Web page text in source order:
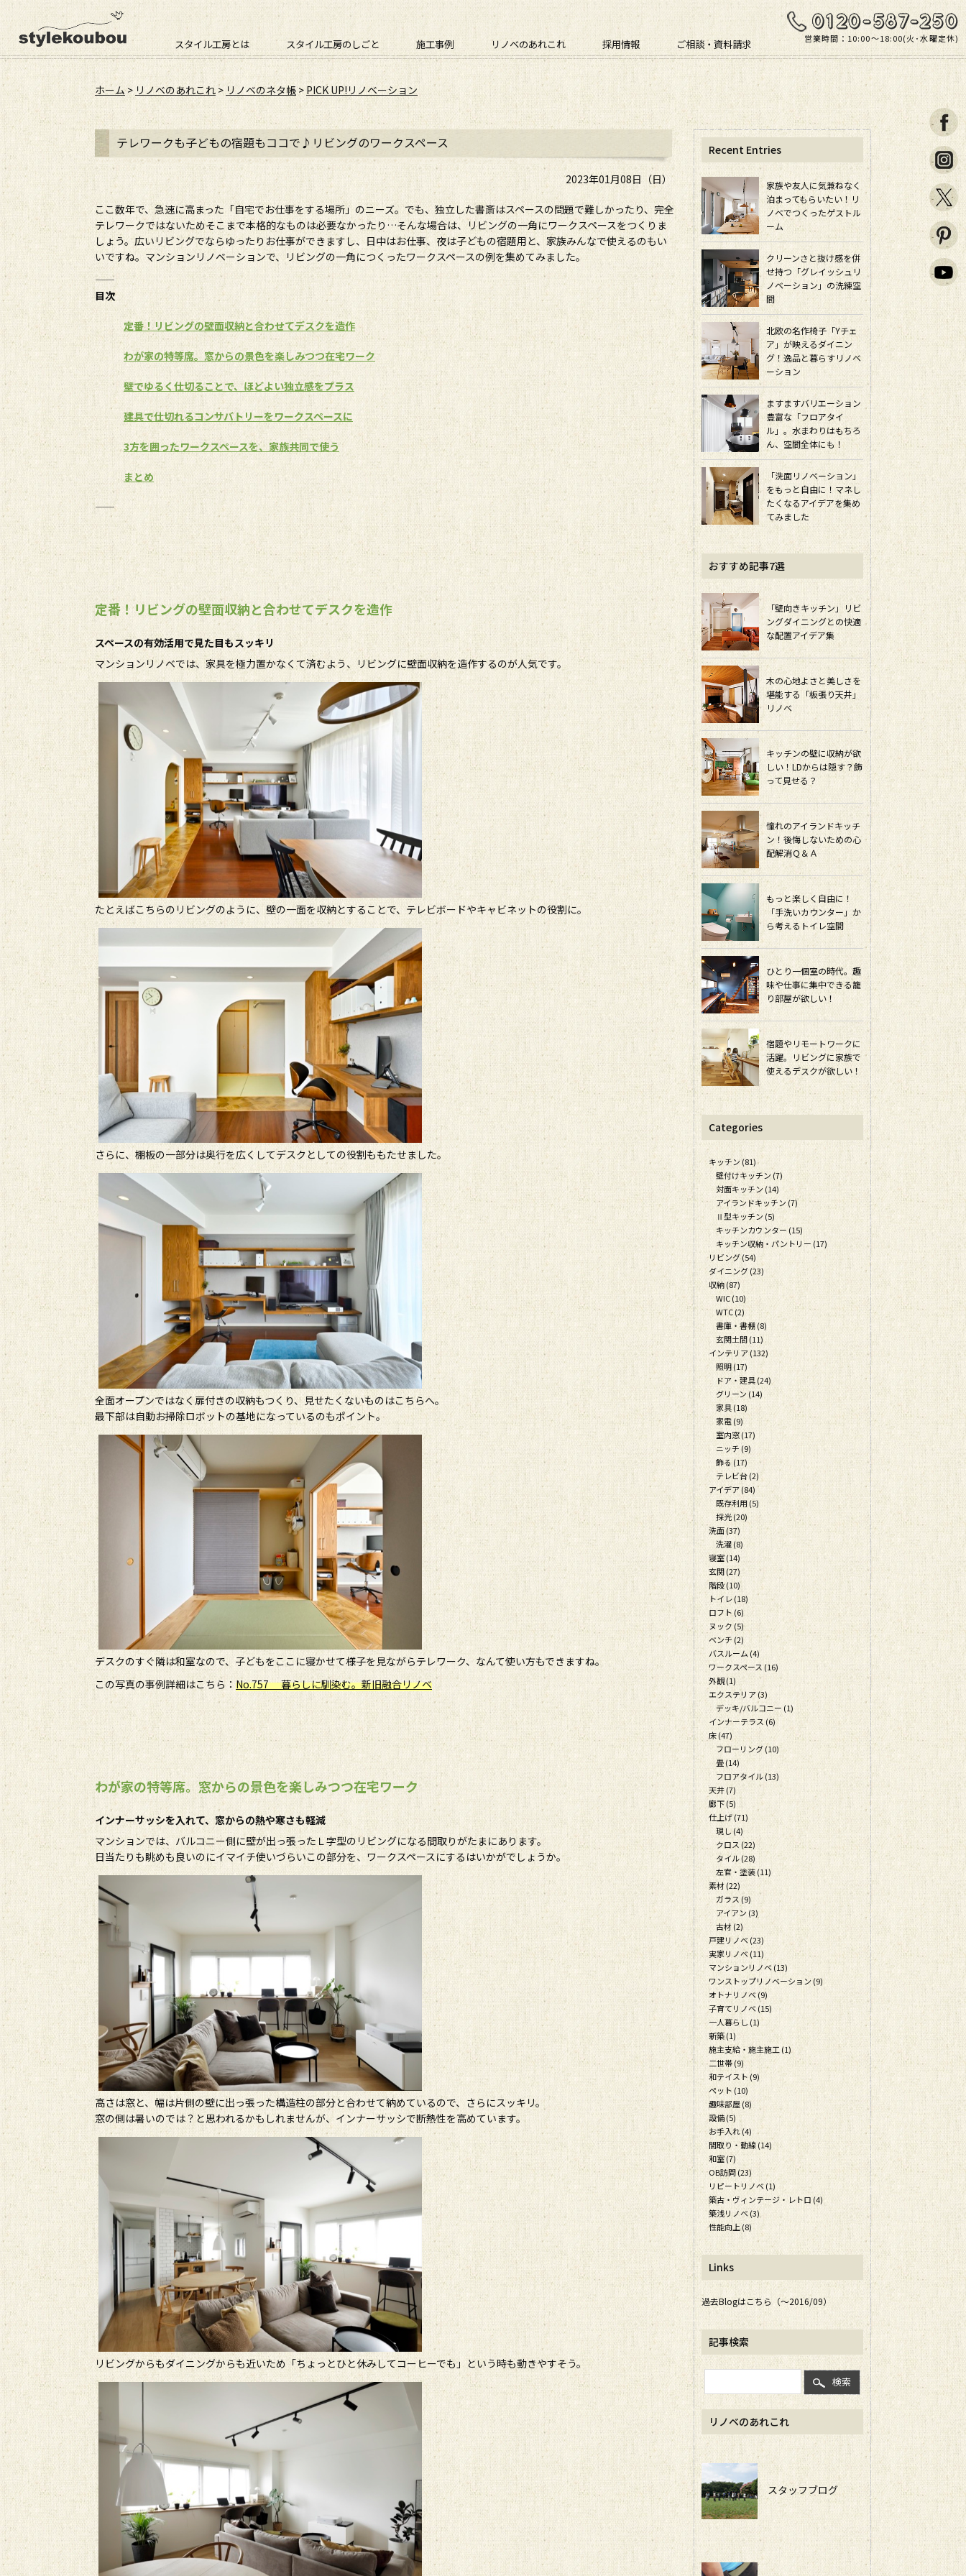
スタイル工房とは スタイル工房のしごと 施工事例 リノベのあれこれ 採用情報 ご相談・資料請求 営業時間：10:00〜18:00(火･水曜定休)
ホーム> リノベのあれこれ > リノベのネタ帳> PICK UP!リノベーション
テレワークも子どもの宿題もココで♪リビングのワークスペース
2023年01月08日（日）
ここ数年で、急速に高まった「自宅でお仕事をする場所」のニーズ。でも、独立した書斎はスペースの問題で難しかったり、完全
テレワークではないためそこまで本格的なものは必要なかったり…そんな場合は、リビングの一角にワークスペースをつくりま
しょう。広いリビングでならゆったりお仕事ができますし、日中はお仕事、夜は子どもの宿題用と、家族みんなで使えるのもい
いですね。マンションリノベーションで、リビングの一角につくったワークスペースの例を集めてみました。
――――――――――――――――――――――――――
目次
定番！リビングの壁面収納と合わせてデスクを造作
わが家の特等席。窓からの景色を楽しみつつ在宅ワーク
壁でゆるく仕切ることで、ほどよい独立感をプラス
建具で仕切れるコンサバトリーをワークスペースに
3方を囲ったワークスペースを、家族共同で使う
まとめ
――――――――――――――――――――――――――
定番！リビングの壁面収納と合わせてデスクを造作
スペースの有効活用で見た目もスッキリ
マンションリノベでは、家具を極力置かなくて済むよう、リビングに壁面収納を造作するのが人気です。
たとえばこちらのリビングのように、壁の一面を収納とすることで、テレビボードやキャビネットの役割に。
さらに、棚板の一部分は奥行を広くしてデスクとしての役割ももたせました。
全面オープンではなく扉付きの収納もつくり、見せたくないものはこちらへ。
最下部は自動お掃除ロボットの基地になっているのもポイント。
デスクのすぐ隣は和室なので、子どもをここに寝かせて様子を見ながらテレワーク、なんて使い方もできますね。
この写真の事例詳細はこちら： No.757 暮らしに馴染む。新旧融合リノベ
わが家の特等席。窓からの景色を楽しみつつ在宅ワーク
インナーサッシを入れて、窓からの熱や寒さも軽減
マンションでは、バルコニー側に壁が出っ張ったＬ字型のリビングになる間取りがたまにあります。
日当たりも眺めも良いのにイマイチ使いづらいこの部分を、ワークスペースにするはいかがでしょうか。
高さは窓と、幅は片側の壁に出っ張った構造柱の部分と合わせて納めているので、さらにスッキリ。
窓の側は暑いのでは？と思われるかもしれませんが、インナーサッシで断熱性を高めています。
リビングからもダイニングからも近いため「ちょっとひと休みしてコーヒーでも」という時も動きやすそう。
Recent Entries
家族や友人に気兼ねなく
泊まってもらいたい！リ
ノベでつくったゲストル
ーム
クリーンさと抜け感を併
せ持つ「グレイッシュリ
ノベーション」の洗練空
間
北欧の名作椅子「Yチェ
ア」が映えるダイニン
グ！逸品と暮らすリノベ
ーション
ますますバリエーション
豊富な「フロアタイ
ル」。水まわりはもちろ
ん、空間全体にも！
「洗面リノベーション」
をもっと自由に！マネし
たくなるアイデアを集め
てみました
おすすめ記事7選
「壁向きキッチン」リビ
ングダイニングとの快適
な配置アイデア集
木の心地よさと美しさを
堪能する「板張り天井」
リノベ
キッチンの壁に収納が欲
しい！LDからは隠す？飾
って見せる？
憧れのアイランドキッチ
ン！後悔しないための心
配解消Ｑ＆Ａ
もっと楽しく自由に！
「手洗いカウンター」か
ら考えるトイレ空間
ひとり一個室の時代。趣
味や仕事に集中できる籠
り部屋が欲しい！
宿題やリモートワークに
活躍。リビングに家族で
使えるデスクが欲しい！
Categories
キッチン (81)
壁付けキッチン (7)
対面キッチン (14)
アイランドキッチン (7)
Ⅱ型キッチン (5)
キッチンカウンター (15)
キッチン収納・パントリー (17)
リビング (54)
ダイニング (23)
収納 (87)
WIC (10)
WTC (2)
書庫・書棚 (8)
玄関土間 (11)
インテリア (132)
照明 (17)
ドア・建具 (24)
グリーン (14)
家具 (18)
家電 (9)
室内窓 (17)
ニッチ (9)
飾る (17)
テレビ台 (2)
アイデア (84)
既存利用 (5)
採光 (20)
洗面 (37)
洗濯 (8)
寝室 (14)
玄関 (27)
階段 (10)
トイレ (18)
ロフト (6)
ヌック (5)
ベンチ (2)
バスルーム (4)
ワークスペース (16)
外観 (1)
エクステリア (3)
デッキ/バルコニー (1)
インナーテラス (6)
床 (47)
フローリング (10)
畳 (14)
フロアタイル (13)
天井 (7)
廊下 (5)
仕上げ (71)
現し (4)
クロス (22)
タイル (28)
左官・塗装 (11)
素材 (22)
ガラス (9)
アイアン (3)
古材 (2)
戸建リノベ (23)
実家リノベ (11)
マンションリノベ (13)
ワンストップリノベーション (9)
オトナリノベ (9)
子育てリノベ (15)
一人暮らし (1)
新築 (1)
施主支給・施主施工 (1)
二世帯 (9)
和テイスト (9)
ペット (10)
趣味部屋 (8)
設備 (5)
お手入れ (4)
間取り・動線 (14)
和室 (7)
OB訪問 (23)
リピートリノベ (1)
築古・ヴィンテージ・レトロ (4)
築浅リノベ (3)
性能向上 (8)
Links
過去Blogはこちら（～2016/09）
記事検索
検索
リノベのあれこれ
スタッフブログ